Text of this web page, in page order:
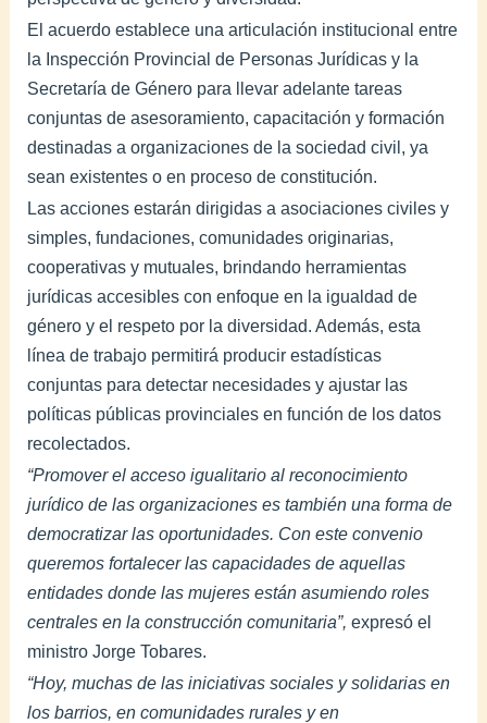
El acuerdo establece una articulación institucional entre
la Inspección Provincial de Personas Jurídicas y la
Secretaría de Género para llevar adelante tareas
conjuntas de asesoramiento, capacitación y formación
destinadas a organizaciones de la sociedad civil, ya
sean existentes o en proceso de constitución.
Las acciones estarán dirigidas a asociaciones civiles y
simples, fundaciones, comunidades originarias,
cooperativas y mutuales, brindando herramientas
jurídicas accesibles con enfoque en la igualdad de
género y el respeto por la diversidad. Además, esta
línea de trabajo permitirá producir estadísticas
conjuntas para detectar necesidades y ajustar las
políticas públicas provinciales en función de los datos
recolectados.
“Promover el acceso igualitario al reconocimiento
jurídico de las organizaciones es también una forma de
democratizar las oportunidades. Con este convenio
queremos fortalecer las capacidades de aquellas
entidades donde las mujeres están asumiendo roles
centrales en la construcción comunitaria”, expresó el
ministro Jorge Tobares.
“Hoy, muchas de las iniciativas sociales y solidarias en
los barrios, en comunidades rurales y en